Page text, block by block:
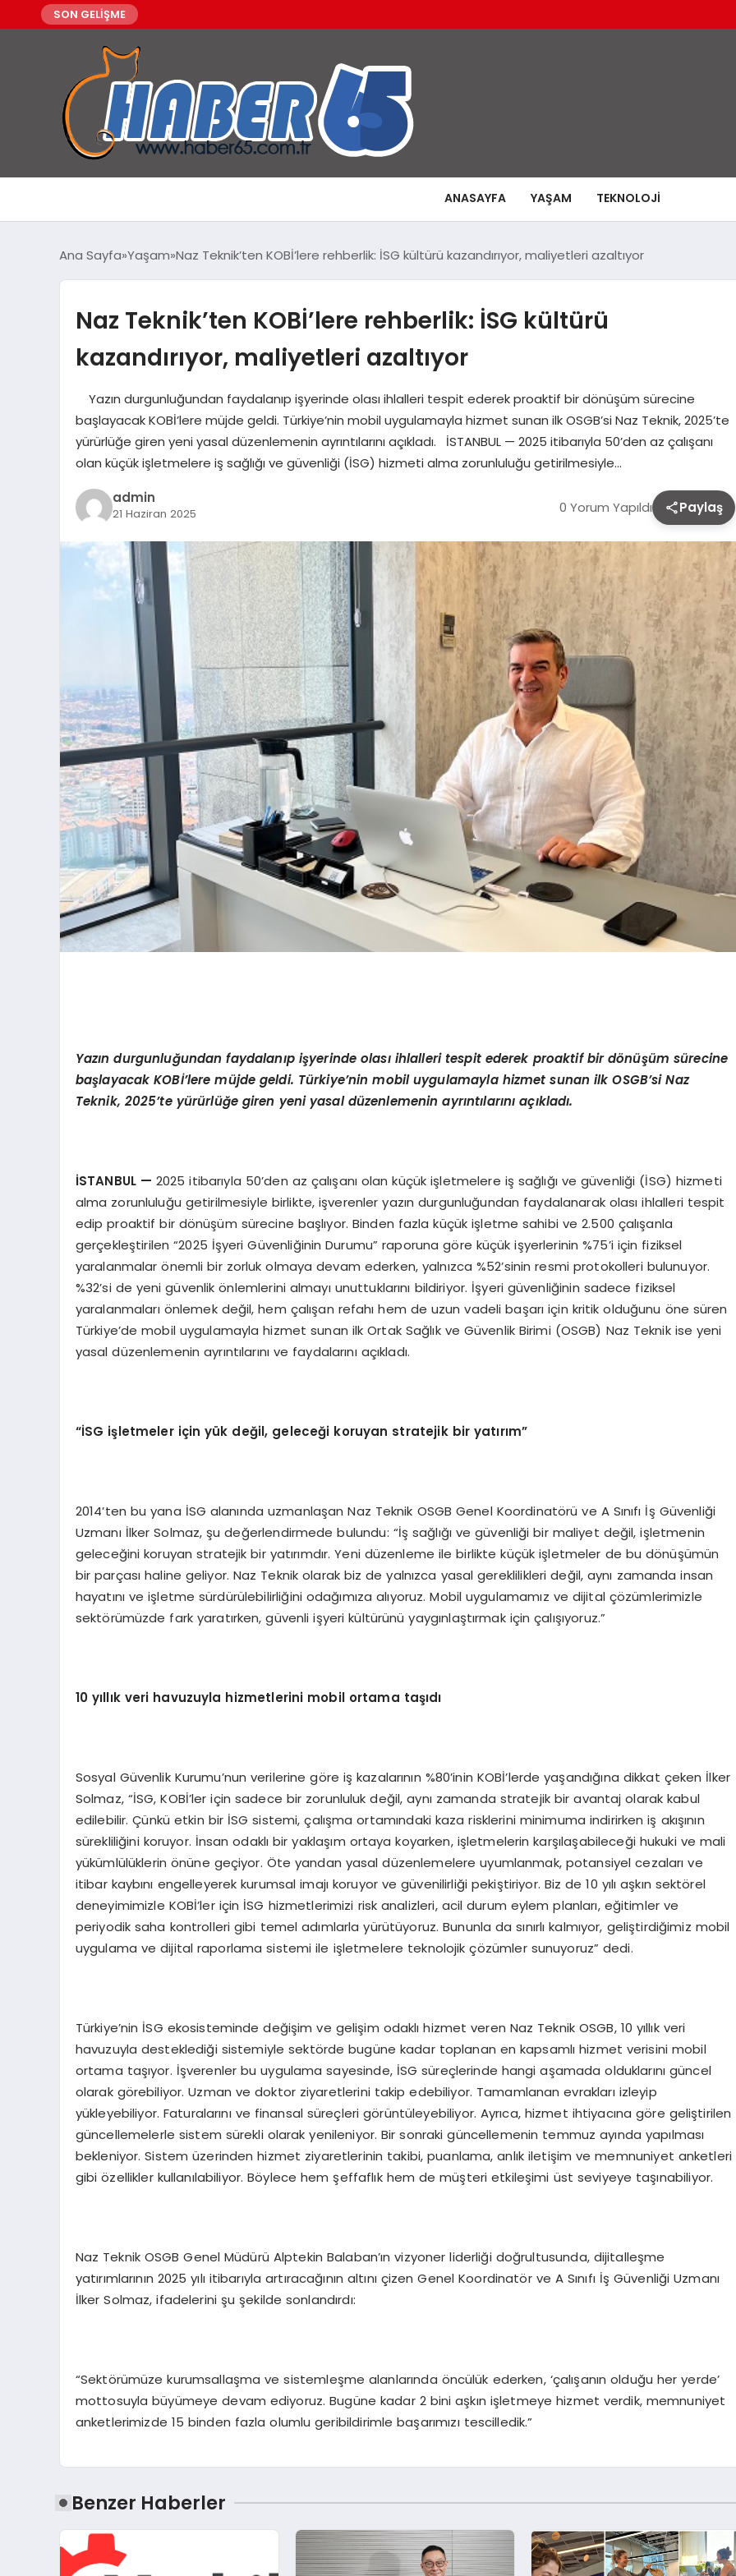
SON GELİŞME
ANASAYFA YAŞAM TEKNOLOJI
Ana Sayfa Yaşam Naz Teknik’ten KOBİ’lere rehberlik: İSG kültürü kazandırıyor, maliyetleri azaltıyor
Naz Teknik’ten KOBİ’lere rehberlik: İSG kültürü
kazandırıyor, maliyetleri azaltıyor
Yazın durgunluğundan faydalanıp işyerinde olası ihlalleri tespit ederek proaktif bir dönüşüm sürecine
başlayacak KOBİ’lere müjde geldi. Türkiye’nin mobil uygulamayla hizmet sunan ilk OSGB’si Naz Teknik, 2025’te
yürürlüğe giren yeni yasal düzenlemenin ayrıntılarını açıkladı. İSTANBUL — 2025 itibarıyla 50’den az çalışanı
olan küçük işletmelere iş sağlığı ve güvenliği (İSG) hizmeti alma zorunluluğu getirilmesiyle…
admin
21 Haziran 2025 0 Yorum Yapıldı Paylaş
Yazın durgunluğundan faydalanıp işyerinde olası ihlalleri tespit ederek proaktif bir dönüşüm sürecine
başlayacak KOBİ’lere müjde geldi. Türkiye’nin mobil uygulamayla hizmet sunan ilk OSGB’si Naz
Teknik, 2025’te yürürlüğe giren yeni yasal düzenlemenin ayrıntılarını açıkladı.
İSTANBUL — 2025 itibarıyla 50’den az çalışanı olan küçük işletmelere iş sağlığı ve güvenliği (İSG) hizmeti
alma zorunluluğu getirilmesiyle birlikte, işverenler yazın durgunluğundan faydalanarak olası ihlalleri tespit
edip proaktif bir dönüşüm sürecine başlıyor. Binden fazla küçük işletme sahibi ve 2.500 çalışanla
gerçekleştirilen “2025 İşyeri Güvenliğinin Durumu” raporuna göre küçük işyerlerinin %75’i için fiziksel
yaralanmalar önemli bir zorluk olmaya devam ederken, yalnızca %52’sinin resmi protokolleri bulunuyor.
%32’si de yeni güvenlik önlemlerini almayı unuttuklarını bildiriyor. İşyeri güvenliğinin sadece fiziksel
yaralanmaları önlemek değil, hem çalışan refahı hem de uzun vadeli başarı için kritik olduğunu öne süren
Türkiye’de mobil uygulamayla hizmet sunan ilk Ortak Sağlık ve Güvenlik Birimi (OSGB) Naz Teknik ise yeni
yasal düzenlemenin ayrıntılarını ve faydalarını açıkladı.
“İSG işletmeler için yük değil, geleceği koruyan stratejik bir yatırım”
2014’ten bu yana İSG alanında uzmanlaşan Naz Teknik OSGB Genel Koordinatörü ve A Sınıfı İş Güvenliği
Uzmanı İlker Solmaz, şu değerlendirmede bulundu: “İş sağlığı ve güvenliği bir maliyet değil, işletmenin
geleceğini koruyan stratejik bir yatırımdır. Yeni düzenleme ile birlikte küçük işletmeler de bu dönüşümün
bir parçası haline geliyor. Naz Teknik olarak biz de yalnızca yasal gereklilikleri değil, aynı zamanda insan
hayatını ve işletme sürdürülebilirliğini odağımıza alıyoruz. Mobil uygulamamız ve dijital çözümlerimizle
sektörümüzde fark yaratırken, güvenli işyeri kültürünü yaygınlaştırmak için çalışıyoruz.”
10 yıllık veri havuzuyla hizmetlerini mobil ortama taşıdı
Sosyal Güvenlik Kurumu’nun verilerine göre iş kazalarının %80’inin KOBİ’lerde yaşandığına dikkat çeken İlker
Solmaz, “İSG, KOBİ’ler için sadece bir zorunluluk değil, aynı zamanda stratejik bir avantaj olarak kabul
edilebilir. Çünkü etkin bir İSG sistemi, çalışma ortamındaki kaza risklerini minimuma indirirken iş akışının
sürekliliğini koruyor. İnsan odaklı bir yaklaşım ortaya koyarken, işletmelerin karşılaşabileceği hukuki ve mali
yükümlülüklerin önüne geçiyor. Öte yandan yasal düzenlemelere uyumlanmak, potansiyel cezaları ve
itibar kaybını engelleyerek kurumsal imajı koruyor ve güvenilirliği pekiştiriyor. Biz de 10 yılı aşkın sektörel
deneyimimizle KOBİ’ler için İSG hizmetlerimizi risk analizleri, acil durum eylem planları, eğitimler ve
periyodik saha kontrolleri gibi temel adımlarla yürütüyoruz. Bununla da sınırlı kalmıyor, geliştirdiğimiz mobil
uygulama ve dijital raporlama sistemi ile işletmelere teknolojik çözümler sunuyoruz” dedi.
Türkiye’nin İSG ekosisteminde değişim ve gelişim odaklı hizmet veren Naz Teknik OSGB, 10 yıllık veri
havuzuyla desteklediği sistemiyle sektörde bugüne kadar toplanan en kapsamlı hizmet verisini mobil
ortama taşıyor. İşverenler bu uygulama sayesinde, İSG süreçlerinde hangi aşamada olduklarını güncel
olarak görebiliyor. Uzman ve doktor ziyaretlerini takip edebiliyor. Tamamlanan evrakları izleyip
yükleyebiliyor. Faturalarını ve finansal süreçleri görüntüleyebiliyor. Ayrıca, hizmet ihtiyacına göre geliştirilen
güncellemelerle sistem sürekli olarak yenileniyor. Bir sonraki güncellemenin temmuz ayında yapılması
bekleniyor. Sistem üzerinden hizmet ziyaretlerinin takibi, puanlama, anlık iletişim ve memnuniyet anketleri
gibi özellikler kullanılabiliyor. Böylece hem şeffaflık hem de müşteri etkileşimi üst seviyeye taşınabiliyor.
Naz Teknik OSGB Genel Müdürü Alptekin Balaban’ın vizyoner liderliği doğrultusunda, dijitalleşme
yatırımlarının 2025 yılı itibarıyla artıracağının altını çizen Genel Koordinatör ve A Sınıfı İş Güvenliği Uzmanı
İlker Solmaz, ifadelerini şu şekilde sonlandırdı:
“Sektörümüze kurumsallaşma ve sistemleşme alanlarında öncülük ederken, ‘çalışanın olduğu her yerde’
mottosuyla büyümeye devam ediyoruz. Bugüne kadar 2 bini aşkın işletmeye hizmet verdik, memnuniyet
anketlerimizde 15 binden fazla olumlu geribildirimle başarımızı tescilledik.”
Benzer Haberler